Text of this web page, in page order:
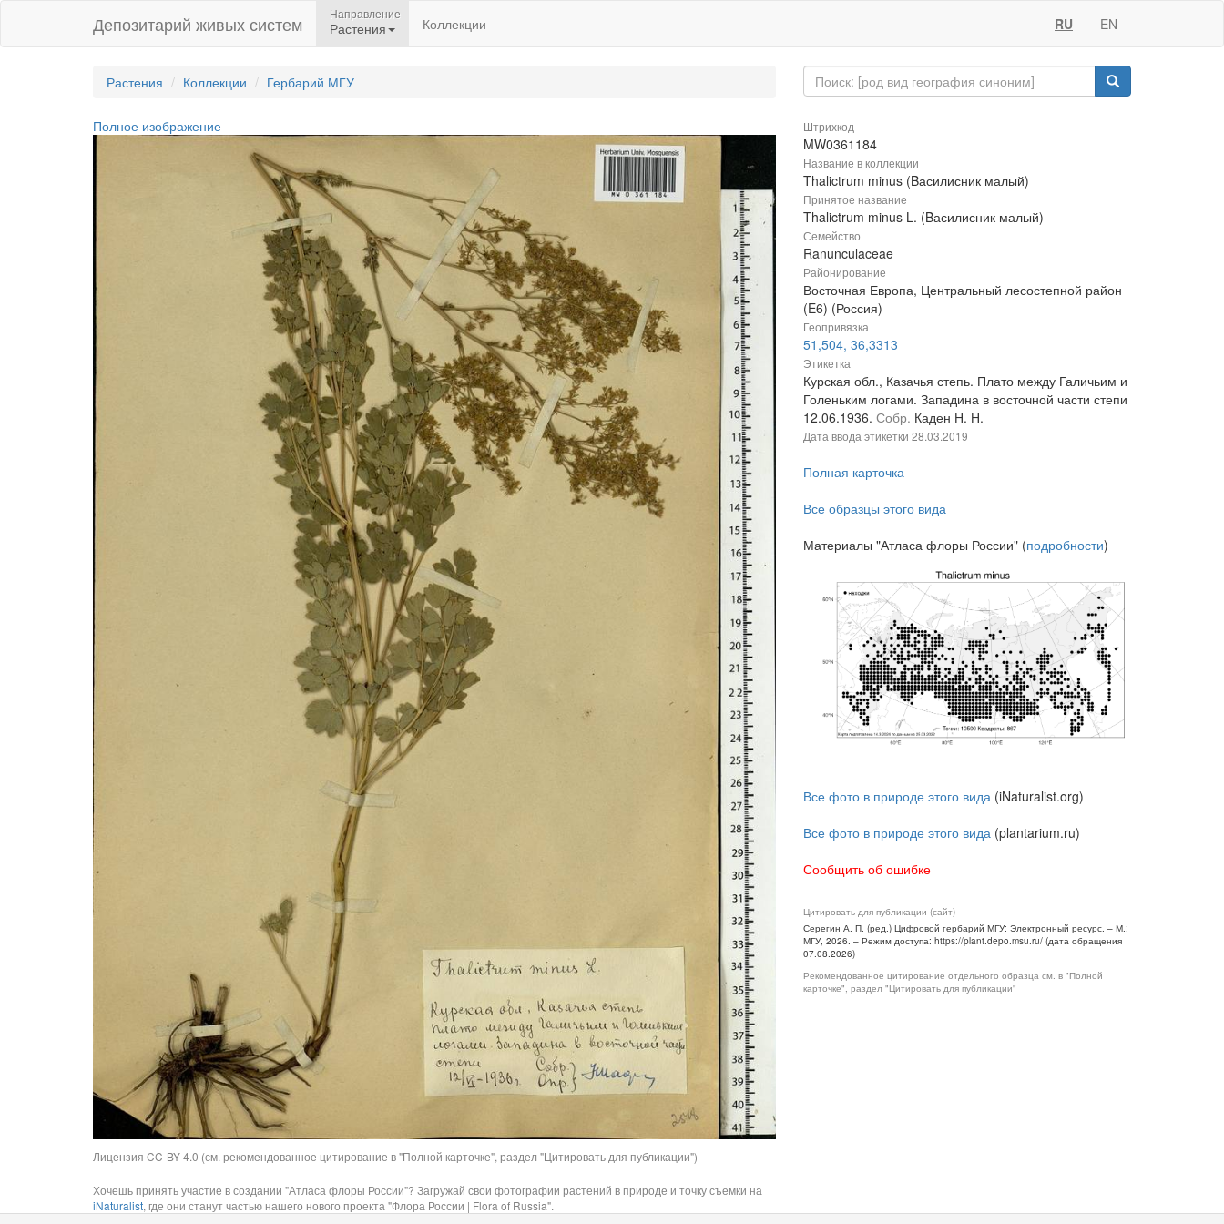
Депозитарий живых систем Направление
Растения Коллекции RU EN
Растения Коллекции Гербарий МГУ
Полное изображение
Лицензия CC-BY 4.0 (см. рекомендованное цитирование в "Полной карточке", раздел "Цитировать для публикации")
Хочешь принять участие в создании "Атласа флоры России"? Загружай свои фотографии растений в природе и точку съемки на
iNaturalist, где они станут частью нашего нового проекта "Флора России | Flora of Russia".
Штрихкод
MW0361184
Название в коллекции
Thalictrum minus (Bасилисник малый)
Принятое название
Thalictrum minus L. (Bасилисник малый)
Семейство
Ranunculaceae
Районирование
Восточная Европа, Центральный лесостепной район
(E6) (Россия)
Геопривязка
51,504, 36,3313
Этикетка
Курская обл., Казачья степь. Плато между Галичьим и
Голеньким логами. Западина в восточной части степи
12.06.1936. Собр. Каден Н. Н.
Дата ввода этикетки 28.03.2019
Полная карточка
Все образцы этого вида
Материалы "Атласа флоры России" (подробности)
Все фото в природе этого вида (iNaturalist.org)
Все фото в природе этого вида (plantarium.ru)
Сообщить об ошибке
Цитировать для публикации (сайт)
Серегин А. П. (ред.) Цифровой гербарий МГУ: Электронный ресурс. – М.:
МГУ, 2026. – Режим доступа: https://plant.depo.msu.ru/ (дата обращения
07.08.2026)
Рекомендованное цитирование отдельного образца см. в "Полной
карточке", раздел "Цитировать для публикации"